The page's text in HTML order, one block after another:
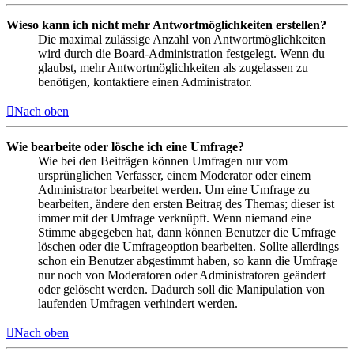
Wieso kann ich nicht mehr Antwortmöglichkeiten erstellen?
Die maximal zulässige Anzahl von Antwortmöglichkeiten
wird durch die Board-Administration festgelegt. Wenn du
glaubst, mehr Antwortmöglichkeiten als zugelassen zu
benötigen, kontaktiere einen Administrator.
Nach oben
Wie bearbeite oder lösche ich eine Umfrage?
Wie bei den Beiträgen können Umfragen nur vom
ursprünglichen Verfasser, einem Moderator oder einem
Administrator bearbeitet werden. Um eine Umfrage zu
bearbeiten, ändere den ersten Beitrag des Themas; dieser ist
immer mit der Umfrage verknüpft. Wenn niemand eine
Stimme abgegeben hat, dann können Benutzer die Umfrage
löschen oder die Umfrageoption bearbeiten. Sollte allerdings
schon ein Benutzer abgestimmt haben, so kann die Umfrage
nur noch von Moderatoren oder Administratoren geändert
oder gelöscht werden. Dadurch soll die Manipulation von
laufenden Umfragen verhindert werden.
Nach oben